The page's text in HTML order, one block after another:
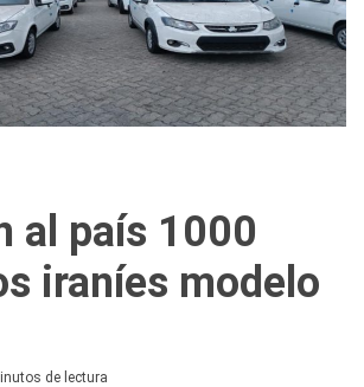
al país 1000
iraníes modelo
de lectura